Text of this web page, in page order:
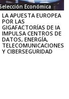
Económica
LA APUESTA EUROPEA
POR LAS
GIGAFACTORÍAS DE IA
IMPULSA CENTROS DE
DATOS, ENERGÍA,
TELECOMUNICACIONES
Y CIBERSEGURIDAD